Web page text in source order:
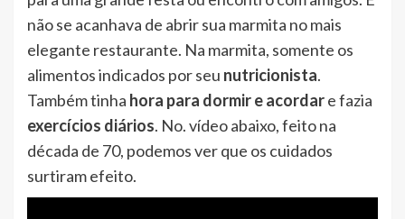
não se acanhava de abrir sua marmita no mais
elegante restaurante. Na marmita, somente os
alimentos indicados por seu nutricionista.
Também tinha hora para dormir e acordare fazia
exercícios diários. No. vídeo abaixo, feito na
década de 70, podemos ver que os cuidados
surtiram efeito.